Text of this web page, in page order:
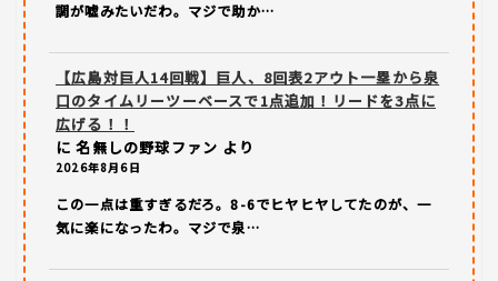
調が嘘みたいだわ。マジで助か…
【広島対巨人14回戦】巨人、8回表2アウト一塁から泉
口のタイムリーツーベースで1点追加！リードを3点に
広げる！！
に名無しの野球ファン より
2026年8月6日
この一点は重すぎるだろ。8-6でヒヤヒヤしてたのが、一
気に楽になったわ。マジで泉…